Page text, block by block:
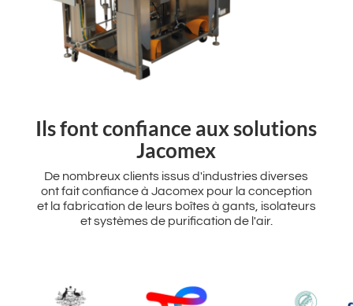
‌Ils font confiance aux solutions
Jacomex
De nombreux clients issus d'industries diverses
ont fait confiance à Jacomex pour la conception
et la fabrication de leurs boîtes à gants, isolateurs
et systèmes de purification de l'air.